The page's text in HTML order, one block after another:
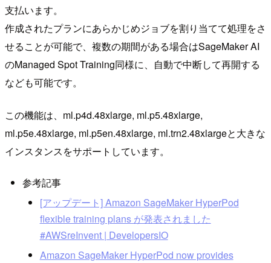
支払います。
作成されたプランにあらかじめジョブを割り当てて処理をさ
せることが可能で、複数の期間がある場合はSageMaker AI
のManaged Spot Training同様に、自動で中断して再開する
なども可能です。
この機能は、ml.p4d.48xlarge, ml.p5.48xlarge,
ml.p5e.48xlarge, ml.p5en.48xlarge, ml.trn2.48xlargeと大きな
インスタンスをサポートしています。
参考記事
[アップデート] Amazon SageMaker HyperPod
flexible training plans が発表されました
#AWSreInvent | DevelopersIO
Amazon SageMaker HyperPod now provides